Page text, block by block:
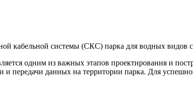
кабельной системы (СКС) парка для водных видов
одним из важных этапов проектирования и
передачи данных на территории парка. Для